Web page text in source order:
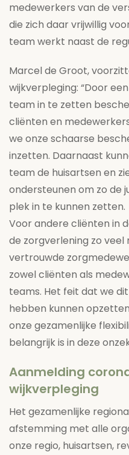
medewerkers van de
die zich daar vrijwillig
team werkt naast de
Marcel de Groot,
wijkverpleging: “Door
team in te zetten
cliënten en
we onze schaarse
inzetten. Daarnaast
team de huisartsen en
ondersteunen om zo de
plek in te kunnen zetten.
Voor andere cliënten in
de zorgverlening zo veel
vertrouwde
zowel cliënten als
teams. Het feit dat we
hebben kunnen
onze gezamenlijke
belangrijk is in deze
Aanmelding
wijkverpleging
Het gezamenlijke
afstemming met alle
onze regio, huisartsen,